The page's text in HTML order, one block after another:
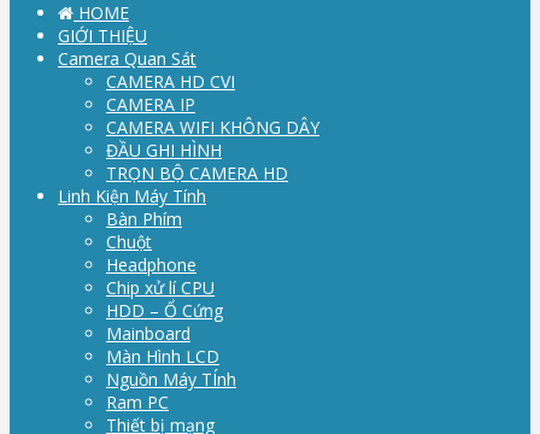
HOME
GIỚI THIỆU
Camera Quan Sát
CAMERA HD CVI
CAMERA IP
CAMERA WIFI KHÔNG DÂY
ĐẦU GHI HÌNH
TRỌN BỘ CAMERA HD
Linh Kiện Máy Tính
Bàn Phím
Chuột
Headphone
Chip xử lí CPU
HDD – Ổ Cứng
Mainboard
Màn Hình LCD
Nguồn Máy TÍnh
Ram PC
Thiết bị mạng